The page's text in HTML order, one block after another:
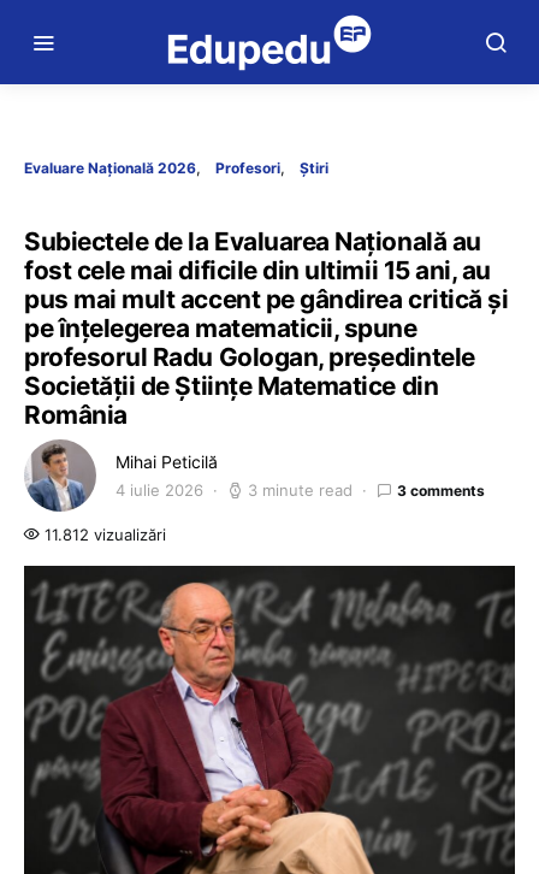
Evaluare Națională 2026 Profesori Știri
Subiectele de la Evaluarea Națională au
fost cele mai dificile din ultimii 15 ani, au
pus mai mult accent pe gândirea critică și
pe înțelegerea matematicii, spune
profesorul Radu Gologan, președintele
Societății de Științe Matematice din
România
Mihai Peticilă
4 iulie 2026 3 minute read 3 comments
11.812 vizualizări